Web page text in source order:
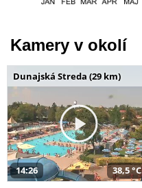
Kamery v okolí
Dunajská Streda (29 km)
14:26 38,5 °C